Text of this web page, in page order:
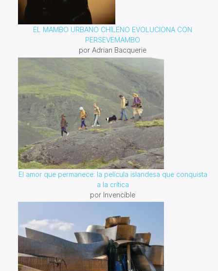
EL MAMBO URBANO CHILENO EVOLUCIONA CON
PERSEVEMAMBO
por Adrian Bacquerie
El amor que permanece: la película islandesa que conquista
a la crítica
por Invencible